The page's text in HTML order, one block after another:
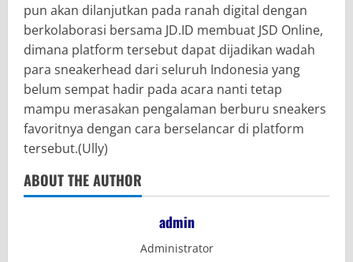
pun akan dilanjutkan pada ranah digital dengan
berkolaborasi bersama JD.ID membuat JSD Online,
dimana platform tersebut dapat dijadikan wadah
para sneakerhead dari seluruh Indonesia yang
belum sempat hadir pada acara nanti tetap
mampu merasakan pengalaman berburu sneakers
favoritnya dengan cara berselancar di platform
tersebut.(Ully)
ABOUT THE AUTHOR
admin
Administrator